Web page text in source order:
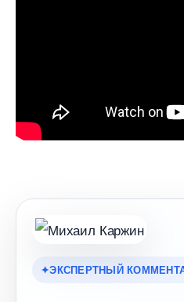
ЭКСПЕРТНЫЙ